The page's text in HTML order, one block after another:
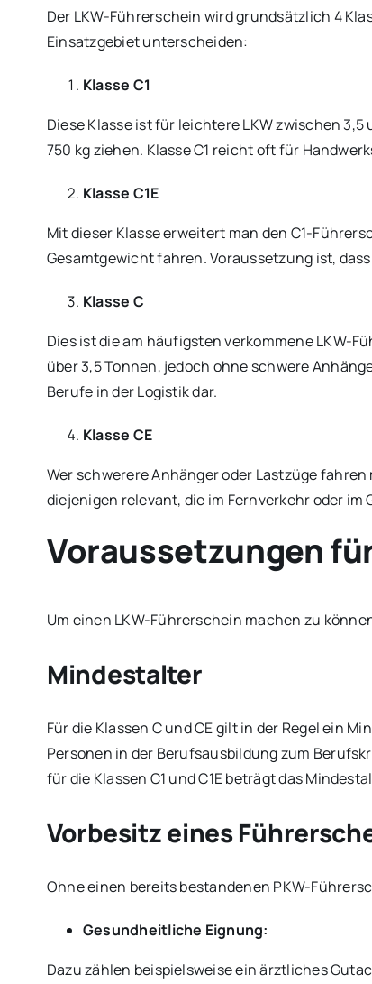
Der LKW-Führerschein wird grundsätzlich 4
Einsatzgebiet unterscheiden:
Klasse C1
Diese Klasse ist für leichtere LKW zwischen
750 kg ziehen. Klasse C1 reicht oft für
Klasse C1E
Mit dieser Klasse erweitert man den C1-
Gesamtgewicht fahren. Voraussetzung ist,
Klasse C
Dies ist die am häufigsten verkommene LKW-
über 3,5 Tonnen, jedoch ohne schwere
Berufe in der Logistik dar.
Klasse CE
Wer schwerere Anhänger oder Lastzüge
diejenigen relevant, die im Fernverkehr oder
Voraussetzungen
Um einen LKW-Führerschein machen zu
Mindestalter
Für die Klassen C und CE gilt in der Regel ein
Personen in der Berufsausbildung zum
für die Klassen C1 und C1E beträgt das
Vorbesitz eines
Ohne einen bereits bestandenen PKW-
Gesundheitliche Eignung:
Dazu zählen beispielsweise ein ärztliches